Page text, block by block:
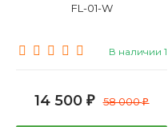
FL-01-W
В наличии 1
14 500 ₽ 58 000₽